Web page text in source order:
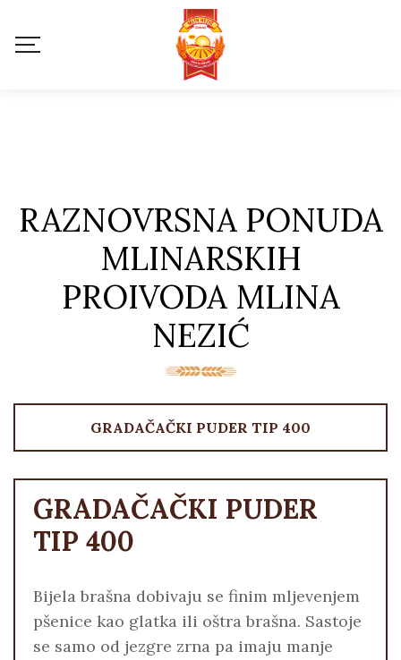
RAZNOVRSNA PONUDA
MLINARSKIH
PROIVODA MLINA
NEZIĆ
GRADAČAČKI PUDER TIP 400
GRADAČAČKI PUDER
TIP 400
Bijela brašna dobivaju se finim mljevenjem
pšenice kao glatka ili oštra brašna. Sastoje
se samo od jezgre zrna pa imaju manje